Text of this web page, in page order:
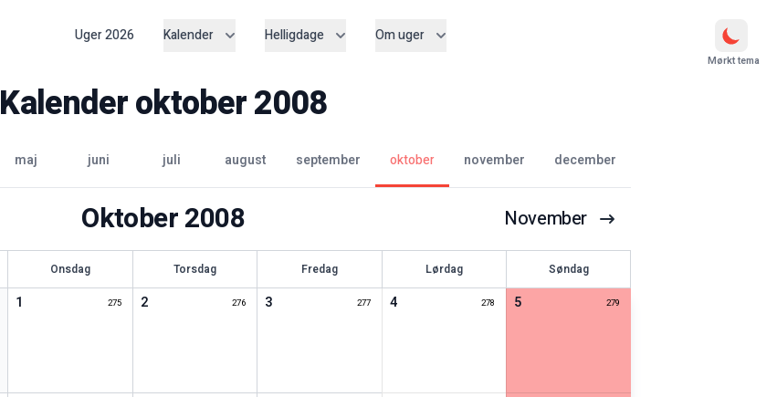
Uger2026 Kalender Helligdage Om uger
Mørkt tema
Kalenderoktober2008
maj juni juli august september oktober november december
Oktober2008 November
Onsdag Torsdag Fredag Lørdag Søndag
1 275 2 276 3 277 4 278 5 279